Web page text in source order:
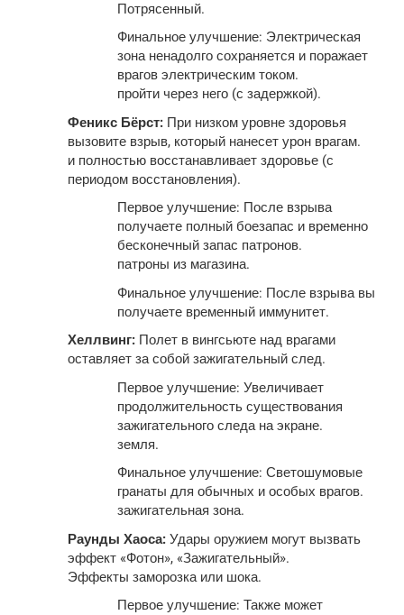
Потрясенный.
Финальное улучшение: Электрическая
зона ненадолго сохраняется и поражает
врагов электрическим током.
пройти через него (с задержкой).
Феникс Бёрст: При низком уровне здоровья
вызовите взрыв, который нанесет урон врагам.
и полностью восстанавливает здоровье (с
периодом восстановления).
Первое улучшение: После взрыва
получаете полный боезапас и временно
бесконечный запас патронов.
патроны из магазина.
Финальное улучшение: После взрыва вы
получаете временный иммунитет.
Хеллвинг: Полет в вингсьюте над врагами
оставляет за собой зажигательный след.
Первое улучшение: Увеличивает
продолжительность существования
зажигательного следа на экране.
земля.
Финальное улучшение: Светошумовые
гранаты для обычных и особых врагов.
зажигательная зона.
Раунды Хаоса: Удары оружием могут вызвать
эффект «Фотон», «Зажигательный».
Эффекты заморозка или шока.
Первое улучшение: Также может